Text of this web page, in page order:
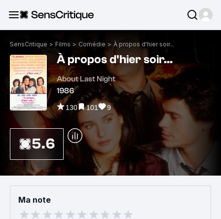
SensCritique > Films > Comédie > À propos d'hier soir...
À propos d'hier soir...
About Last Night
1986
130 101 9
5.6
Ma note